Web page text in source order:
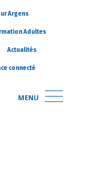
Argens
Adultes
Actualités
connecté
MENU